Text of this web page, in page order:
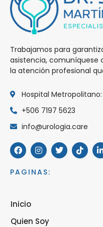
Trabajamos para
asistencia, comuníquese
la atención profesional
Hospital Metropolitano:
+506 7197 5623
info@urologia.care
PAGINAS:
Inicio
Quien Soy